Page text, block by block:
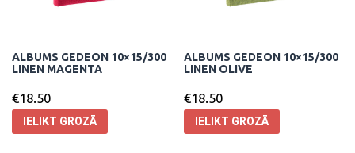
ALBUMS GEDEON 10×15/300
LINEN MAGENTA
€18.50
IELIKT GROZĀ
ALBUMS GEDEON 10×15/300
LINEN OLIVE
€18.50
IELIKT GROZĀ